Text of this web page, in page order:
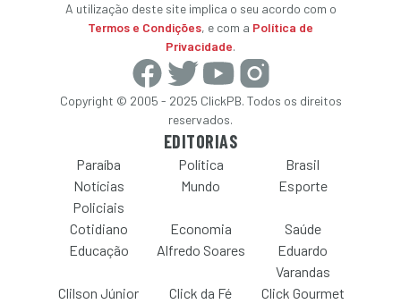
A utilização deste site implica o seu acordo com o
Termos e Condições, e com a Política de
Privacidade.
Copyright © 2005 - 2025 ClickPB. Todos os direitos
reservados.
EDITORIAS
Paraíba Política
Brasil
Notícias
Policiais
Mundo Esporte
Cotidiano Economia
Saúde
Educação
Alfredo Soares
Eduardo
Varandas
Clilson Júnior
Click da Fé Click Gourmet